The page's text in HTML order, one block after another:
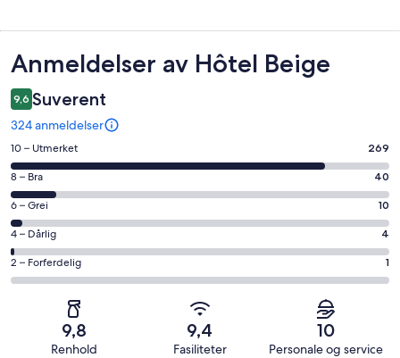
Anmeldelser
Anmeldelser av Hôtel Beige
9,6 Suverent
324 anmeldelser
Rangering
på
10
−
Utmerket.
269
av
totalt
anmeldelser.
10 – Utmerket 269
Rangering
på
8
−
Bra.
40
anmeldelser.
8 – Bra 40
Rangering
på
6
−
Grei.
6 – Grei 10
Rangering
på
4
4 – Dårlig 4
Rangering
på
Forferdelig.
2 – Forferdelig 1
9,8
Renhold
9,4
Fasiliteter
10
Personale og service